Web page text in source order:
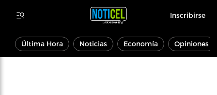
Inscribirse
Última Hora Noticias Economía Opiniones